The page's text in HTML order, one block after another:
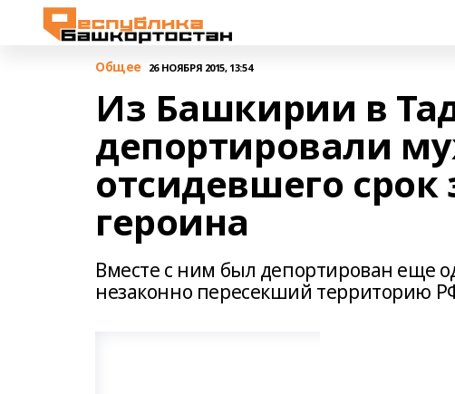
Общее 26 НОЯБРЯ 2015, 13:54
Из Башкирии в
депортировали
отсидевшего срок
героина
Вместе с ним был депортирован еще
незаконно пересекший территорию